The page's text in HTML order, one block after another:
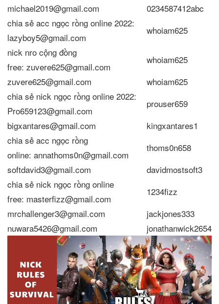
michael2019@gmail.com
0234587412abc
chia sẻ acc ngọc rồng online 2022:
lazyboy5@gmail.com
whoiam625
nick nro cộng đồng
free: zuvere625@gmail.com
whoiam625
zuvere625@gmail.com
whoiam625
chia sẻ nick ngọc rồng online 2022:
Pro659123@gmail.com
prouser659
bigxantares@gmail.com
kingxantares1
chia sẻ acc ngọc rồng
online: annathoms0n@gmail.com
thoms0n658
softdavid3@gmail.com
davidmostsoft3
chia sẻ nick ngọc rồng online
free: masterfizz@gmail.com
1234fizz
mrchallenger3@gmail.com
jackjones333
nuwara5426@gmail.com
jonathanwick2654